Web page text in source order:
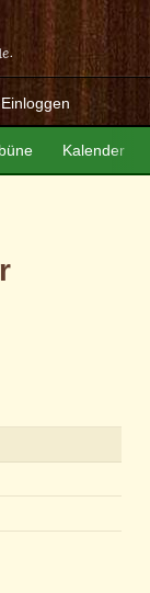
Einloggen
Kalender